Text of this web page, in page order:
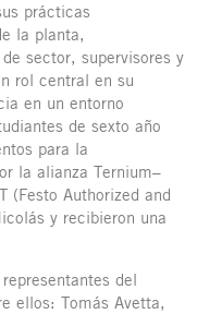
prácticas
la planta,
sector, supervisores y
rol central en su
en un entorno
de sexto año
para la
la alianza Ternium–
(Festo Authorized and
y recibieron una
del
ellos: Tomás Avetta,